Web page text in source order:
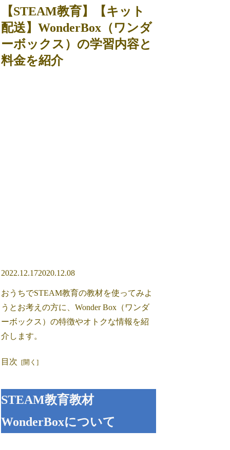
【STEAM教育】【キット
配送】WonderBox（ワンダ
ーボックス）の学習内容と
料金を紹介
2022.12.172020.12.08
おうちでSTEAM教育の教材を使ってみよ
うとお考えの方に、Wonder Box（ワンダ
ーボックス）の特徴やオトクな情報を紹
介します。
目次
STEAM教育教材
WonderBoxについて